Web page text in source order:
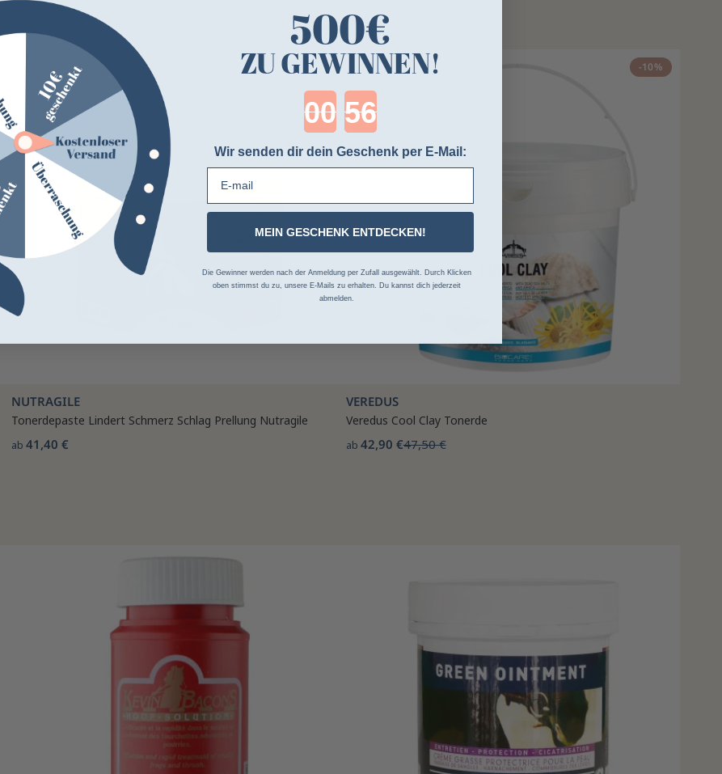
NUTRAGILE
Tonerdepaste Lindert Schmerz Schlag Prellung Nutragile
ab41,40 €
-10%
VEREDUS
Veredus Cool Clay Tonerde
ab 42,90 €47,50 €
500€
ZU GEWINNEN!
Countdown ends in:
Wir senden dir dein Geschenk per E-Mail:
MEIN GESCHENK ENTDECKEN!
Die Gewinner werden nach der Anmeldung per Zufall ausgewählt. Durch Klicken
oben stimmst du zu, unsere E-Mails zu erhalten. Du kannst dich jederzeit
abmelden.